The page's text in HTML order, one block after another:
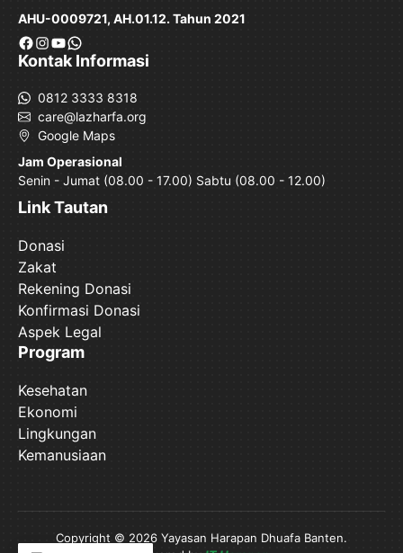
AHU-0009721, AH.01.12. Tahun 2021
Facebook
Instagram
YouTube
WhatsApp
Kontak Informasi
0812 3333 8318
care@lazharfa.org
Google Maps
Jam Operasional
Senin - Jumat (08.00 - 17.00) Sabtu (08.00 - 12.00)
Link Tautan
Donasi
Zakat
Rekening Donasi
Konfirmasi Donasi
Aspek Legal
Program
Kesehatan
Ekonomi
Lingkungan
Kemanusiaan
Copyright © 2026 Yayasan Harapan Dhuafa Banten.